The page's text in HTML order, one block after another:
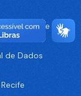
Cidade de
de Dados